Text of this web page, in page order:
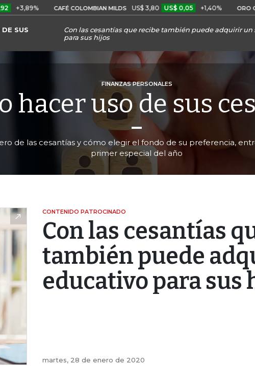
CAFÉ COLOMBIAN MILDS US$ 3,80 US$ 0,05 +1,40% ORO COMPRA
SUS
Con las cesantías que recibe también puede adquirir un
para sus hijos
FINANZAS PERSONALES
hacer uso de sus
de las cesantías y cómo elegir el fondo de su preferencia,
primer especial del año
CONTENIDO PATROCINADO
Con las cesantías
también puede
educativo para sus
martes, 28 de enero de 2020